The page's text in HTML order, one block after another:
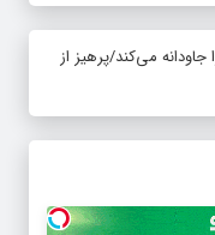
می‌کند/پرهیز از